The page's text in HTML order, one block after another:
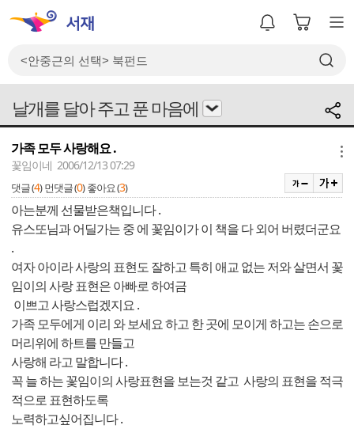
날개를 달아 주고 푼 마음에
가족 모두 사랑해요 .
꽃임이네 2006/12/13 07:29
댓글 (4) 먼댓글 (0) 좋아요 (3)
아는분께 선물받은책입니다 .
유스또님과 어딜가는 중 에 꽃임이가 이 책을 다 외어 버렸더군요
.
여자 아이라 사랑의 표현도 잘하고 특히 애교 없는 저와 살면서 꽃
임이의 사랑 표현은 아빠로 하여금
이쁘고 사랑스럽겠지요 .
가족 모두에게 이리 와 보세요 하고 한 곳에 모이게 하고는 손으로
머리위에 하트를 만들고
사랑해 라고 말합니다 .
꼭 늘 하는 꽃임이의 사랑표현을 보는것 같고 사랑의 표현을 적극
적으로 표현하도록
노력하고싶어집니다 .